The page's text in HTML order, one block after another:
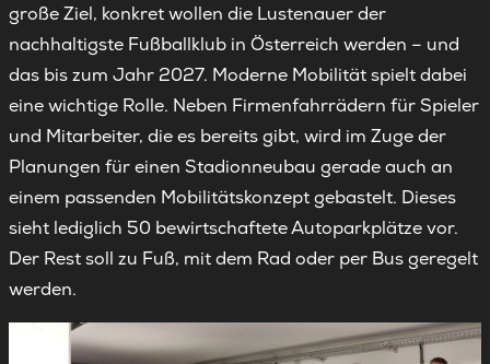
große Ziel, konkret wollen die Lustenauer der
nachhaltigste Fußballklub in Österreich werden – und
das bis zum Jahr 2027. Moderne Mobilität spielt dabei
eine wichtige Rolle. Neben Firmenfahrrädern für Spieler
und Mitarbeiter, die es bereits gibt, wird im Zuge der
Planungen für einen Stadionneubau gerade auch an
einem passenden Mobilitätskonzept gebastelt. Dieses
sieht lediglich 50 bewirtschaftete Autoparkplätze vor.
Der Rest soll zu Fuß, mit dem Rad oder per Bus geregelt
werden.